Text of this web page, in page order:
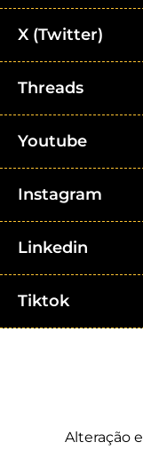
X (Twitter)
Threads
Youtube
Instagram
Linkedin
Tiktok
Alteração